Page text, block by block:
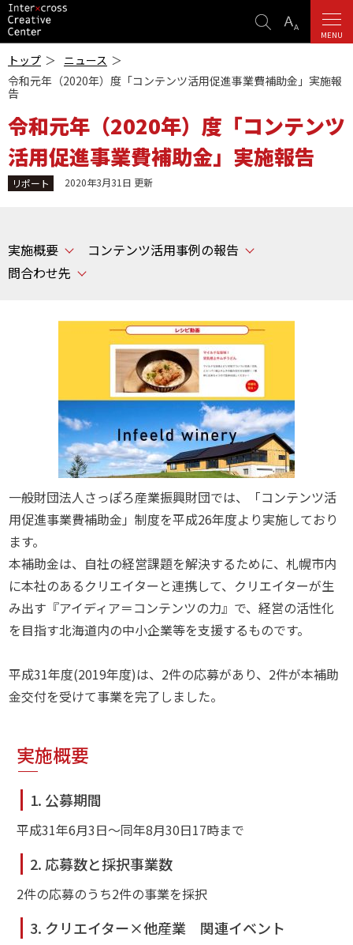
ICC
-インターク
ロス・クリエ
イティブ・セ
ンター-
検
表
定
MENU
トップ
ニュース
令和元年（2020年）度「コンテンツ活用促進事業費補助金」実施報
告
令和元年（2020年）度「コンテンツ
活用促進事業費補助金」実施報告
リポート 2020年3月31日 更新
実施概要
コンテンツ活用事例の報告
問合わせ先
一般財団法人さっぽろ産業振興財団では、「コンテンツ活
用促進事業費補助金」制度を平成26年度より実施しており
ます。
本補助金は、自社の経営課題を解決するために、札幌市内
に本社のあるクリエイターと連携して、クリエイターが生
み出す『アイディア＝コンテンツの力』で、経営の活性化
を目指す北海道内の中小企業等を支援するものです。
平成31年度(2019年度)は、2件の応募があり、2件が本補助
金交付を受けて事業を完了しました。
実施概要
1. 公募期間
平成31年6月3日～同年8月30日17時まで
2. 応募数と採択事業数
2件の応募のうち2件の事業を採択
3. クリエイター×他産業 関連イベント